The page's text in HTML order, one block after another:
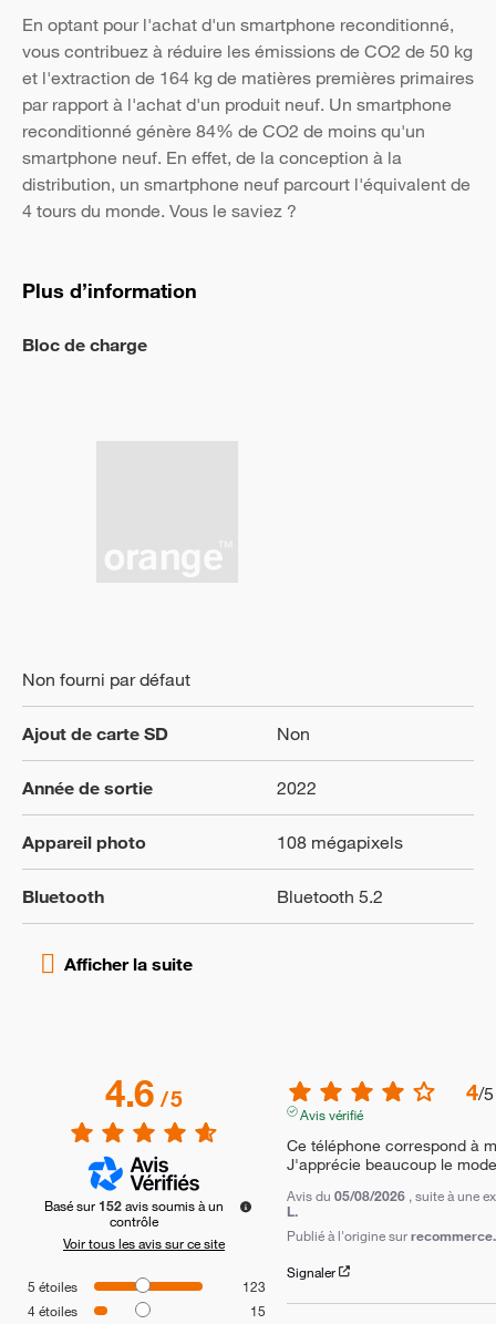
En optant pour l'achat d'un smartphone reconditionné,
vous contribuez à réduire les émissions de CO2 de 50 kg
et l'extraction de 164 kg de matières premières primaires
par rapport à l'achat d'un produit neuf. Un smartphone
reconditionné génère 84% de CO2 de moins qu'un
smartphone neuf. En effet, de la conception à la
distribution, un smartphone neuf parcourt l'équivalent de
4 tours du monde. Vous le saviez ?
Plus d’information
Bloc de charge
Non fourni par défaut
Ajout de carte SD Non
Année de sortie 2022
Appareil photo 108 mégapixels
Bluetooth Bluetooth 5.2
4.6/5
Basé sur 152avis soumis à un
contrôle
Voir tous les avis sur ce site
5 étoiles
123
4étoiles
15
4/5
Avis vérifié
Ce téléphone correspond à
J'apprécie beaucoup le
Avis du 05/08/2026 , suite à une
L.
Publié à l'origine sur
Signaler